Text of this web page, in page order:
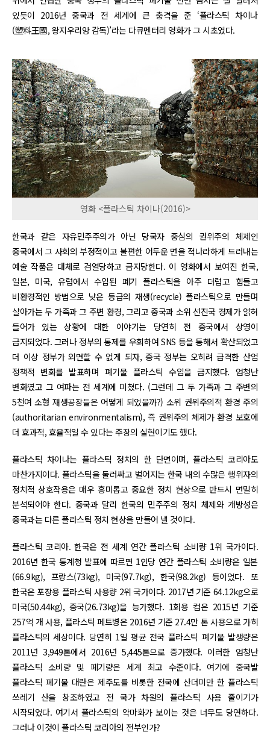
있듯이 2016년 중국과 전 세계에 큰 충격을 준 ‘플라스틱 차이나
(塑料王國, 왕지우리앙 감독)’라는 다큐멘터리 영화가 그 시초였다.
영화 <플라스틱 차이나(2016)>
한국과 같은 자유민주주의가 아닌 당국자 중심의 권위주의 체제인
중국에서 그 사회의 부정적이고 불편한 어두운 면을 적나라하게 드러내는
예술 작품은 대체로 검열당하고 금지당한다. 이 영화에서 보여진 한국,
일본, 미국, 유럽에서 수입된 폐기 플라스틱을 아주 더럽고 힘들고
비환경적인 방법으로 낮은 등급의 재생(recycle) 플라스틱으로 만들며
살아가는 두 가족과 그 주변 환경, 그리고 중국과 소위 선진국 경제가 얽혀
들어가 있는 상황에 대한 이야기는 당연히 전 중국에서 상영이
금지되었다. 그러나 정부의 통제를 우회하여 SNS 등을 통해서 확산되었고
더 이상 정부가 외면할 수 없게 되자, 중국 정부는 오히려 급격한 산업
정책적 변화를 발표하며 폐기물 플라스틱 수입을 금지했다. 엄청난
변화였고 그 여파는 전 세계에 미쳤다. (그런데 그 두 가족과 그 주변의
5천여 소형 재생공장들은 어떻게 되었을까?) 소위 권위주의적 환경 주의
(authoritarian environmentalism), 즉 권위주의 체제가 환경 보호에
더 효과적, 효율적일 수 있다는 주장의 실현이기도 했다.
플라스틱 차이나는 플라스틱 정치의 한 단면이며, 플라스틱 코리아도
마찬가지이다. 플라스틱을 둘러싸고 벌어지는 한국 내의 수많은 행위자의
정치적 상호작용은 매우 흥미롭고 중요한 정치 현상으로 반드시 면밀히
분석되어야 한다. 중국과 달리 한국의 민주주의 정치 체제와 개방성은
중국과는 다른 플라스틱 정치 현상을 만들어 낼 것이다.
플라스틱 코리아. 한국은 전 세계 연간 플라스틱 소비량 1위 국가이다.
2016년 한국 통계청 발표에 따르면 1인당 연간 플라스틱 소비량은 일본
(66.9kg), 프랑스(73kg), 미국(97.7kg), 한국(98.2kg) 등이었다. 또
한국은 포장용 플라스틱 사용량 2위 국가이다. 2017년 기준 64.12kg으로
미국(50.44kg), 중국(26.73kg)을 능가했다. 1회용 컵은 2015년 기준
257억 개 사용, 플라스틱 페트병은 2016년 기준 27.4만 톤 사용으로 가히
플라스틱의 세상이다. 당연히 1일 평균 전국 플라스틱 폐기물 발생량은
2011년 3,949톤에서 2016년 5,445톤으로 증가했다. 이러한 엄청난
플라스틱 소비량 및 폐기량은 세계 최고 수준이다. 여기에 중국발
플라스틱 폐기물 대란은 제주도를 비롯한 전국에 산더미만 한 플라스틱
쓰레기 산을 창조하였고 전 국가 차원의 플라스틱 사용 줄이기가
시작되었다. 여기서 플라스틱의 악마화가 보이는 것은 너무도 당연하다.
그러나 이것이 플라스틱 코리아의 전부인가?